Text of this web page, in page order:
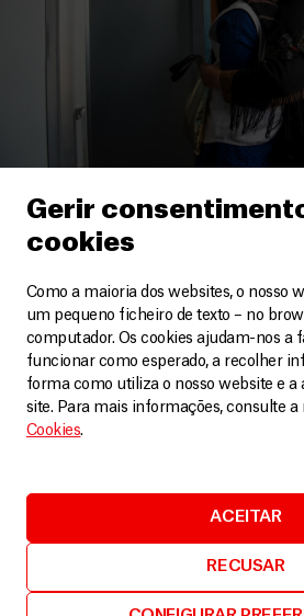
Gerir
cookies
Como a maioria dos websites, o nosso
um pequeno ficheiro de texto – no
computador. Os cookies ajudam-nos a
funcionar como esperado, a recolher
forma como utiliza o nosso website e a
site. Para mais informações, consulte a
Cookies.
ACEITAR
RECUSAR
Índia
Caxemira, na Índia
Vídeos 2 Janeiro, 2024
LEIA MAIS